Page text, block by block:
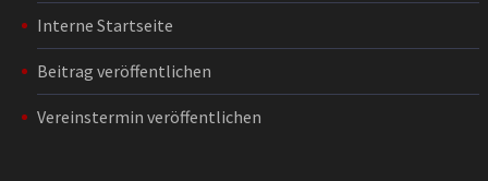
Interne Startseite
Beitrag veröffentlichen
Vereinstermin veröffentlichen